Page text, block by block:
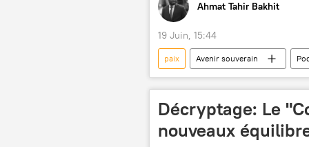
Ahmat Tahir Bakhit
19 Juin, 15:44
paix Avenir souverain
Nigeria
Niger Mali
réconciliation
Comité national de désarmement, de
Décryptage: Le
nouveaux